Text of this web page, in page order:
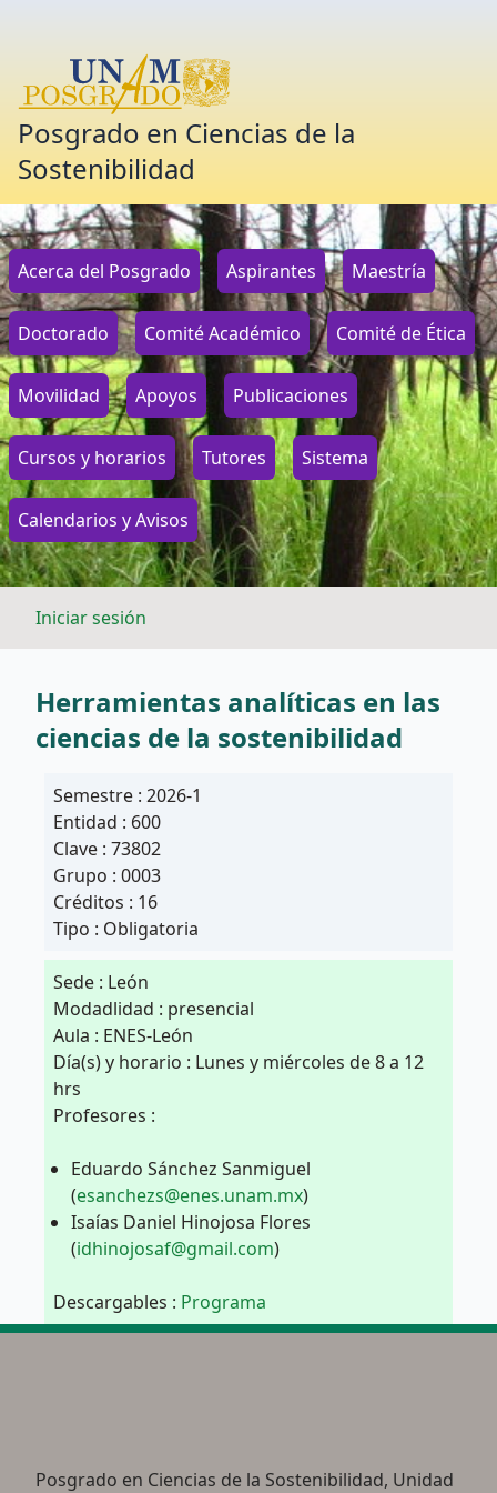
Posgrado en Ciencias de la
Sostenibilidad
Acerca del Posgrado Aspirantes Maestría
Doctorado Comité Académico Comité de Ética
Movilidad Apoyos Publicaciones
Cursos y horarios Tutores Sistema
Calendarios y Avisos
Iniciar sesión
Herramientas analíticas en las
ciencias de la sostenibilidad
Semestre : 2026-1
Entidad : 600
Clave : 73802
Grupo : 0003
Créditos : 16
Tipo : Obligatoria
Sede : León
Modadlidad : presencial
Aula : ENES-León
Día(s) y horario : Lunes y miércoles de 8 a 12
hrs
Profesores :
Eduardo Sánchez Sanmiguel
(esanchezs@enes.unam.mx)
Isaías Daniel Hinojosa Flores
(idhinojosaf@gmail.com)
Descargables : Programa
Posgrado en Ciencias de la Sostenibilidad, Unidad